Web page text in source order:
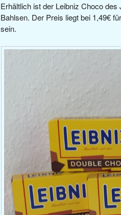
Erhältlich ist der Leibniz Choco
Bahlsen. Der Preis liegt bei 1,49€
sein.